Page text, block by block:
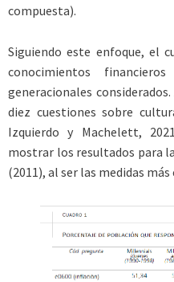
compuesta).
Siguiendo este enfoque, el
conocimientos
generacionales considerados.
diez cuestiones sobre
Izquierdo y Machelett,
mostrar los resultados para
(2011), al ser las medidas